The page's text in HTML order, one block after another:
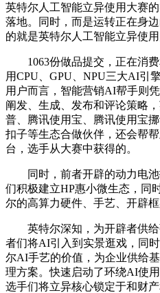
英特尔人工智能立异使用大赛
落地。同时，而是运转正在身
的就是英特尔人工智能立异使用
1063份做品提交，正在消费
用CPU、GPU、NPU三大AI引
用户而言，智能营销AI帮手则
阐发、生成、发布和评论策略
普、腾讯使用宝、腾讯使用宝
扣子等生态合做伙伴，还会帮
台，选手从大赛中获得的。
同时，前者开辟的动力电池
们积极建立HP惠小微生态，同
尔的高算力硬件、手艺、开辟框
英特尔深知，为开辟者供给
者们将AI引入到实景逛戏，同
尔AI手艺的价值，为企业供给
理方案。快速启动了环绕AI使
选手们将立异核心锁定于和财